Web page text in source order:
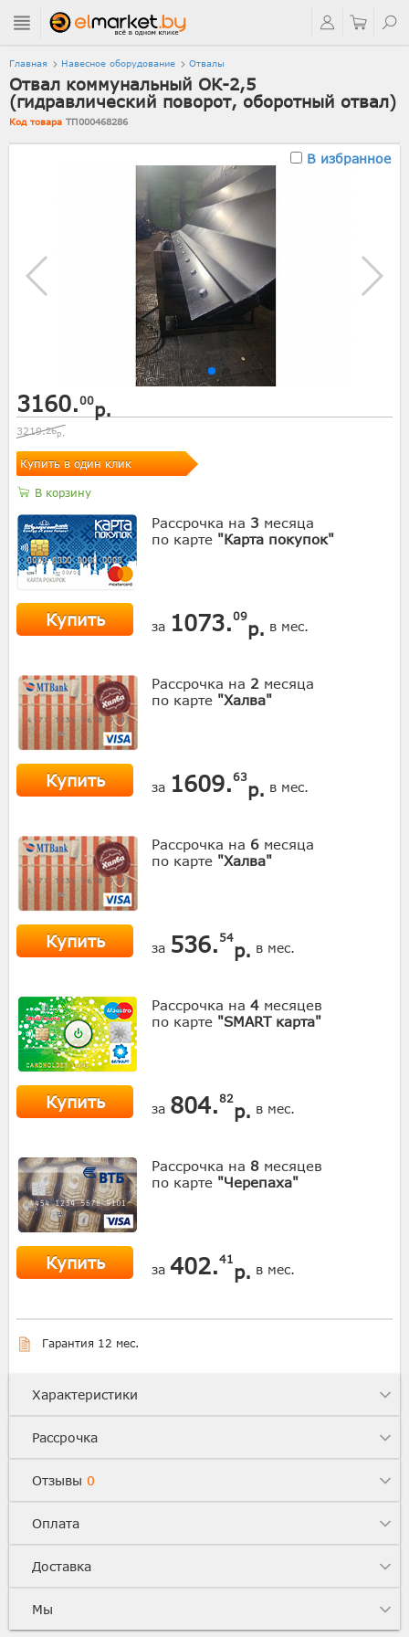
Главная Навесное оборудование Отвалы
Отвал коммунальный ОК-2,5
(гидравлический поворот, оборотный отвал)
Код товара ТП000468286
В избранное
3160.00р.
3219.26р.
Купить в один клик
В корзину
Рассрочка на 3 месяца
по карте "Карта покупок"
Купить за 1073.09
р. в мес.
Рассрочка на 2 месяца
по карте "Халва"
Купить за 1609.63
р. в мес.
Рассрочка на 6 месяца
по карте "Халва"
Купить за 536. 54
р. в мес.
Рассрочка на 4 месяцев
по карте "SMART карта"
Купить за 804.82
р. в мес.
Рассрочка на 8 месяцев
по карте "Черепаха"
Купить за 402.41
р. в мес.
Гарантия 12 мес.
Характеристики
Рассрочка
Отзывы 0
Оплата
Доставка
Мы